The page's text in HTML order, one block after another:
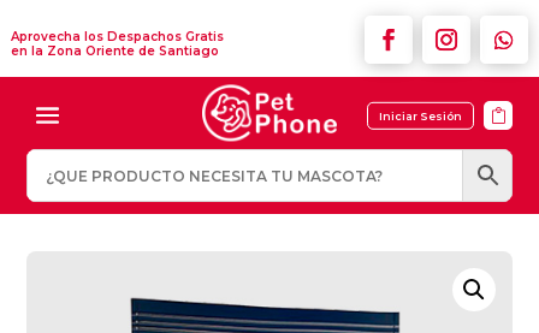
Aprovecha los Despachos Gratis
en la Zona Oriente de Santiago
Iniciar Sesión 